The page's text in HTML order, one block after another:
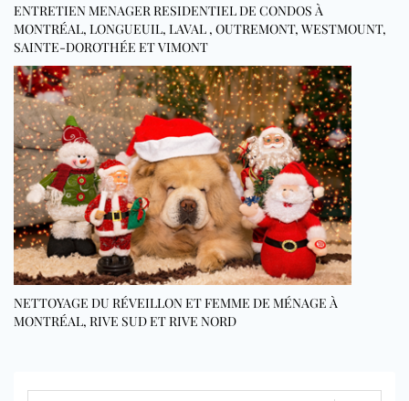
ENTRETIEN MENAGER RESIDENTIEL DE CONDOS À
MONTRÉAL, LONGUEUIL, LAVAL , OUTREMONT, WESTMOUNT,
SAINTE-DOROTHÉE ET VIMONT
NETTOYAGE DU RÉVEILLON ET FEMME DE MÉNAGE À
MONTRÉAL, RIVE SUD ET RIVE NORD